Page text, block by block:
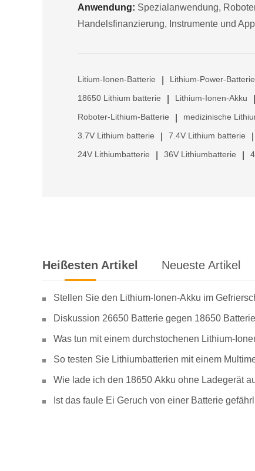
Anwendung: Spezialanwendung,
Handelsfinanzierung, Instrumente und
Litium-Ionen-Batterie Lithium-Power-Batterie
18650 Lithium batterie Lithium-Ionen-Akku
Roboter-Lithium-Batterie medizinische
3.7V Lithium batterie 7.4V Lithium batterie
24V Lithiumbatterie 36V Lithiumbatterie
Heißesten Artikel Neueste Artikel
Stellen Sie den Lithium-Ionen-Akku im
Diskussion 26650 Batterie gegen 18650 Batterie
Was tun mit einem durchstochenen Lithium-
So testen Sie Lithiumbatterien mit einem
Wie lade ich den 18650 Akku ohne Ladegerät
Ist das faule Ei Geruch von einer Batterie